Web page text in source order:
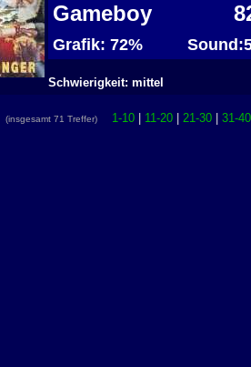
Gameboy
Grafik: 72%
Schwierigkeit: mittel
(insgesamt 71 Treffer) 1-10 11-20 21-30 31-40